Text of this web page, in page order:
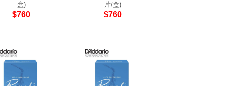
盒)
$760
片/盒)
$760